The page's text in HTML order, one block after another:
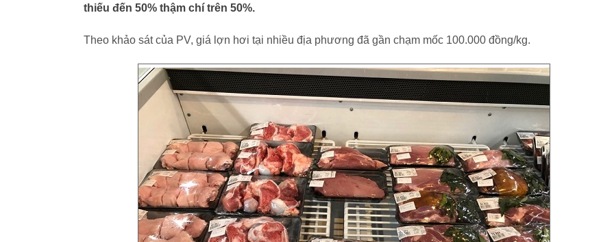
thiếu đến 50% thậm chí trên 50%.
Theo khảo sát của PV, giá lợn hơi tại nhiều địa phương đã gần chạm mốc 100.000 đồng/kg.